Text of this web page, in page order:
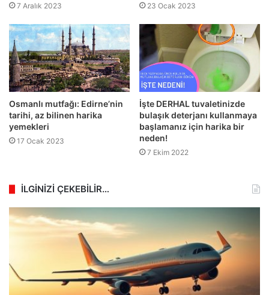
7 Aralık 2023 23 Ocak 2023
Osmanlı mutfağı: Edirne’nin
tarihi, az bilinen harika
yemekleri
17 Ocak 2023
İşte DERHAL tuvaletinizde
bulaşık deterjanı kullanmaya
başlamanız için harika bir
neden!
7 Ekim 2022
İLGİNİZİ ÇEKEBİLİR…